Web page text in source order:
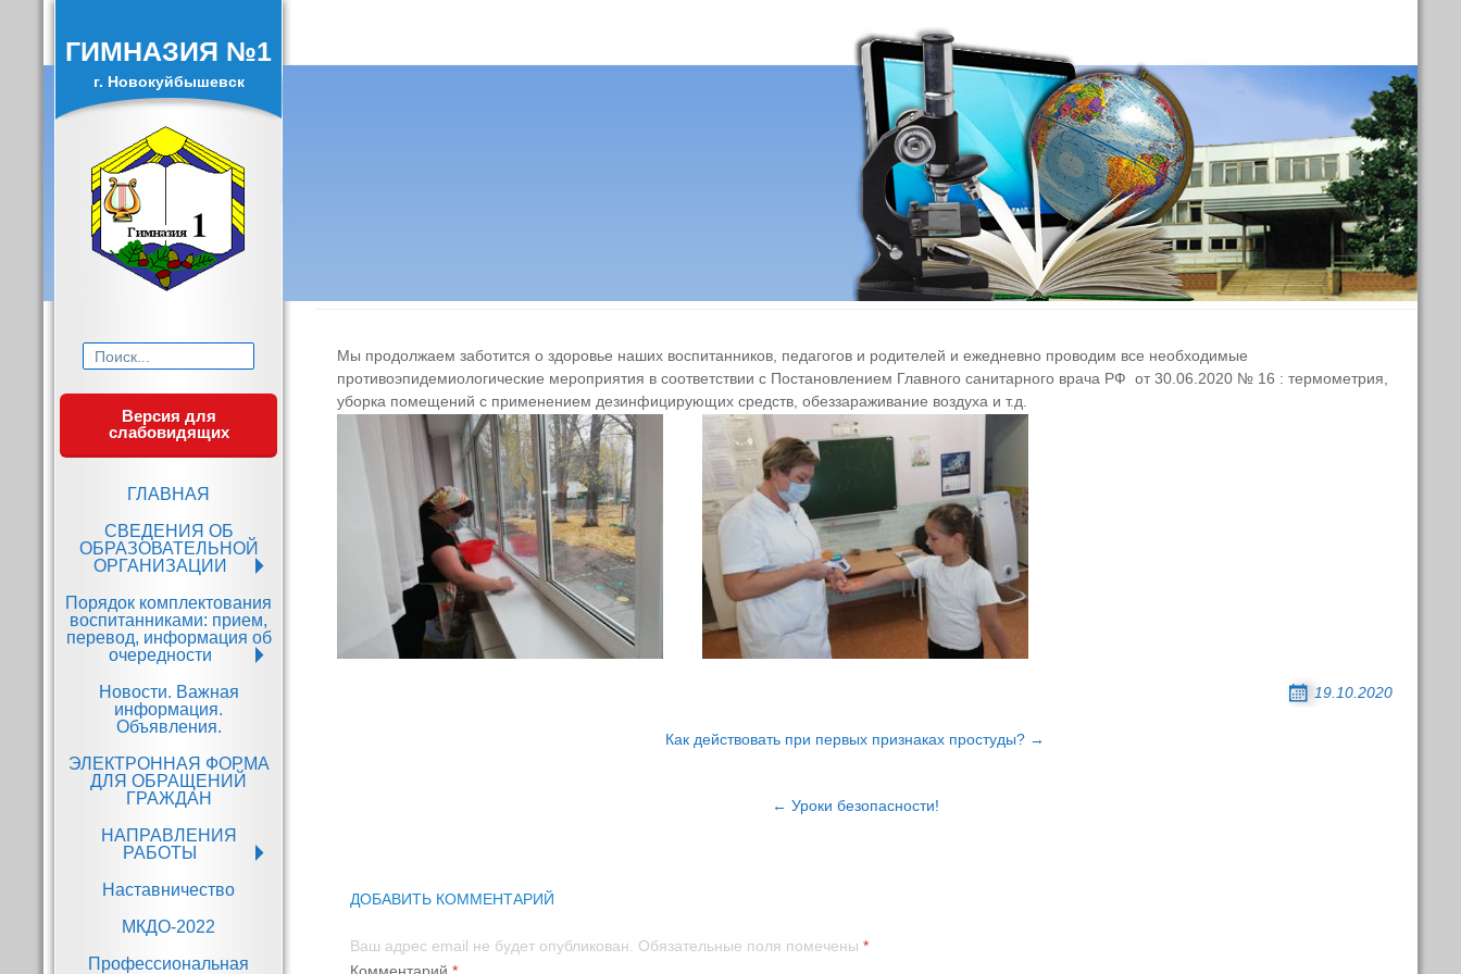
ГИМНАЗИЯ №1
г. Новокуйбышевск
Искать:
Версия для
слабовидящих
ГЛАВНАЯ
СВЕДЕНИЯ ОБ
ОБРАЗОВАТЕЛЬНОЙ
ОРГАНИЗАЦИИ
Основные сведения
Структура и органы
управления
образовательной
организацией
Документы
Федеральные
Правительства
Самарской области,
ГБОУ гимназии № 1
процесса. Доступная
Платные
Порядок комплектования
воспитанниками: прием,
перевод, информация об
очередности
Информация о
зачислении
воспитанников
2023
2022
Новости. Важная
информация.
Объявления.
ЭЛЕКТРОННАЯ ФОРМА
ДЛЯ ОБРАЩЕНИЙ
ГРАЖДАН
НАПРАВЛЕНИЯ
РАБОТЫ
Инновационная
деятельность
Просветительская
деятельность для
Наставничество
МКДО-2022
Профессиональная
Локальные
Мы продолжаем заботится о здоровье наших воспитанников, педагогов и родителей и ежедневно проводим все необходимые
противоэпидемиологические мероприятия в соответствии с Постановлением Главного санитарного врача РФ от 30.06.2020 № 16 : термометрия,
уборка помещений с применением дезинфицирующих средств, обеззараживание воздуха и т.д.
19.10.2020
Как действовать при первых признаках простуды? →
← Уроки безопасности!
ДОБАВИТЬ КОММЕНТАРИЙ
Ваш адрес email не будет опубликован. Обязательные поля помечены *
Комментарий *